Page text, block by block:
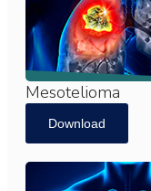
Mesotelioma
Download